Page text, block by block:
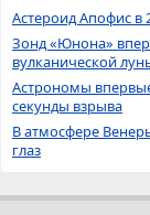
Астероид Апофис в
Зонд «Юнона»
вулканической
Астрономы
секунды взрыва
В атмосфере
глаз